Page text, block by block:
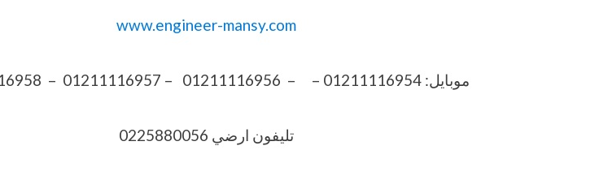
www.engineer-mansy.com
موبايل: 01211116954 – – 01211116956 – 01211116957 – 01211116958
تليفون ارضي 0225880056